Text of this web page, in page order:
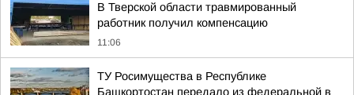
В Тверской области травмированный
работник получил компенсацию
11:06
ТУ Росимущества в Республике
Башкортостан передало из федеральной в